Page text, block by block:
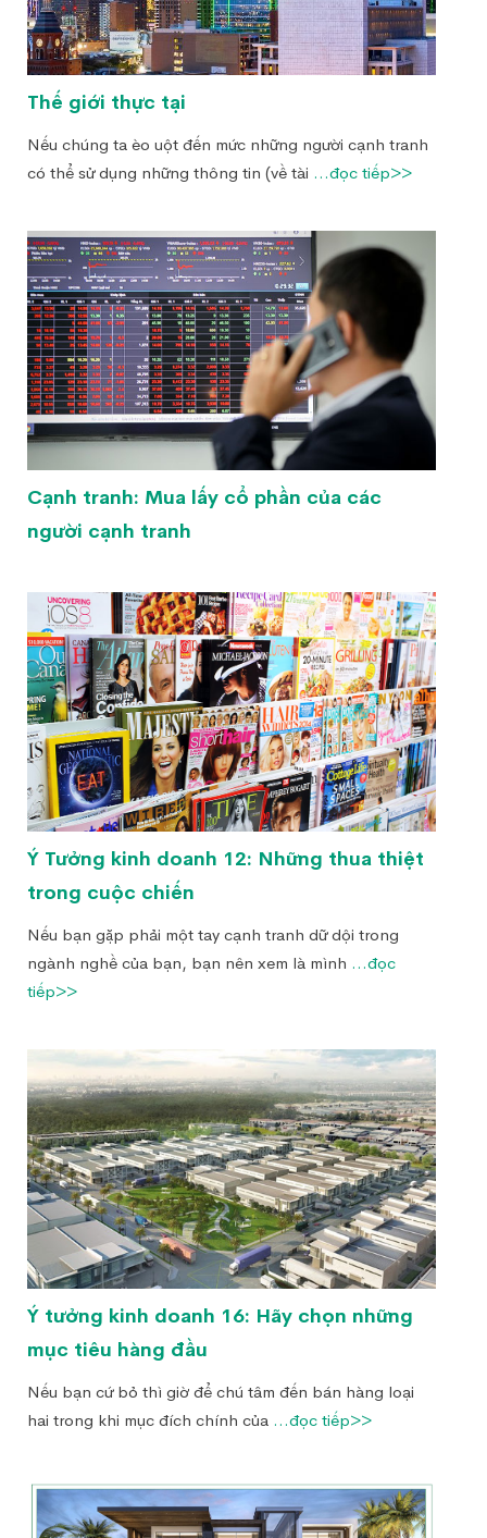
Thế giới thực tại
Nếu chúng ta èo uột đến mức những người cạnh tranh
có thể sử dụng những thông tin (về tài ...đọc tiếp>>
Cạnh tranh: Mua lấy cổ phần của các
người cạnh tranh
Ý Tưởng kinh doanh 12: Những thua thiệt
trong cuộc chiến
Nếu bạn gặp phải một tay cạnh tranh dữ dội trong
ngành nghề của bạn, bạn nên xem là mình ...đọc
tiếp>>
Ý tưởng kinh doanh 16: Hãy chọn những
mục tiêu hàng đầu
Nếu bạn cứ bỏ thì giờ để chú tâm đến bán hàng loại
hai trong khi mục đích chính của ...đọc tiếp>>